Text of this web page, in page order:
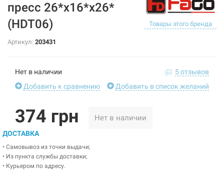
пресс 26*х16*x26*
(HDT06)
Товары этого бренда
Артикул: 203431
Нет в наличии
5 отзывов
Добавить к сравнению
Добавить в список желаний
374 грн Нет в наличии
ДОСТАВКА
• Самовывоз из точки выдачи;
• Из пункта службы доставки;
• Курьером по адресу.